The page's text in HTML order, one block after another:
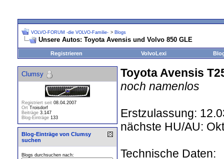
VOLVO-FORUM -die VOLVO-Familie- > Blogs
Unsere Autos: Toyota Avensis und Volvo 850 GLE
Registrieren VolvoLexi
Toyota Avensis
noch namenlos
Erstzulassung:
nächste HU/AU:
Technische Daten:
Clumsy
Registriert seit 08.04.2007
Ort Troisdorf
Beiträge 3.147
Blog-Einträge 133
Blog-Einträge von Clumsy
suchen
Blogs durchsuchen nach: